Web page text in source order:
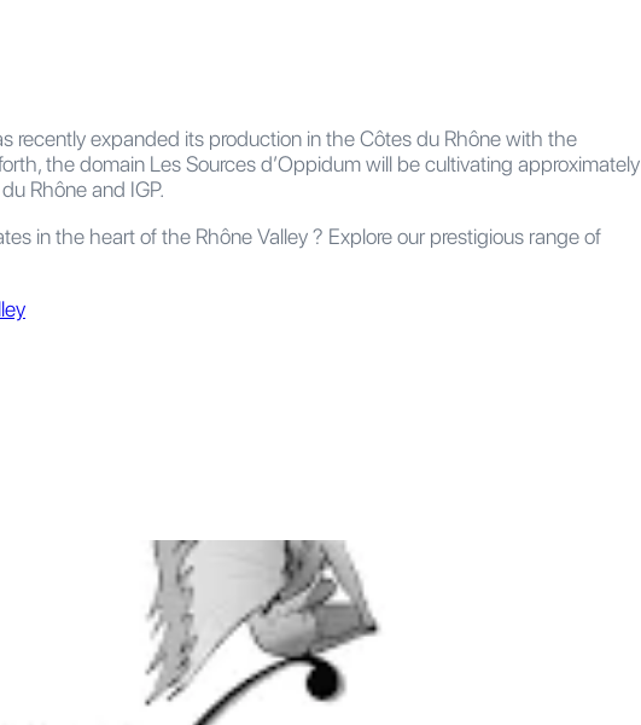
recently expanded its production in the Côtes du Rhône with the
the domain Les Sources d’Oppidum will be cultivating approximately
Rhône and IGP.
in the heart of the Rhône Valley ? Explore our prestigious range of